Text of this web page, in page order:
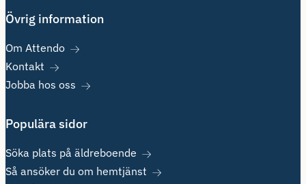
Övrig information
Om Attendo
Kontakt
Jobba hos oss
Populära sidor
Söka plats på äldreboende
Så ansöker du om hemtjänst